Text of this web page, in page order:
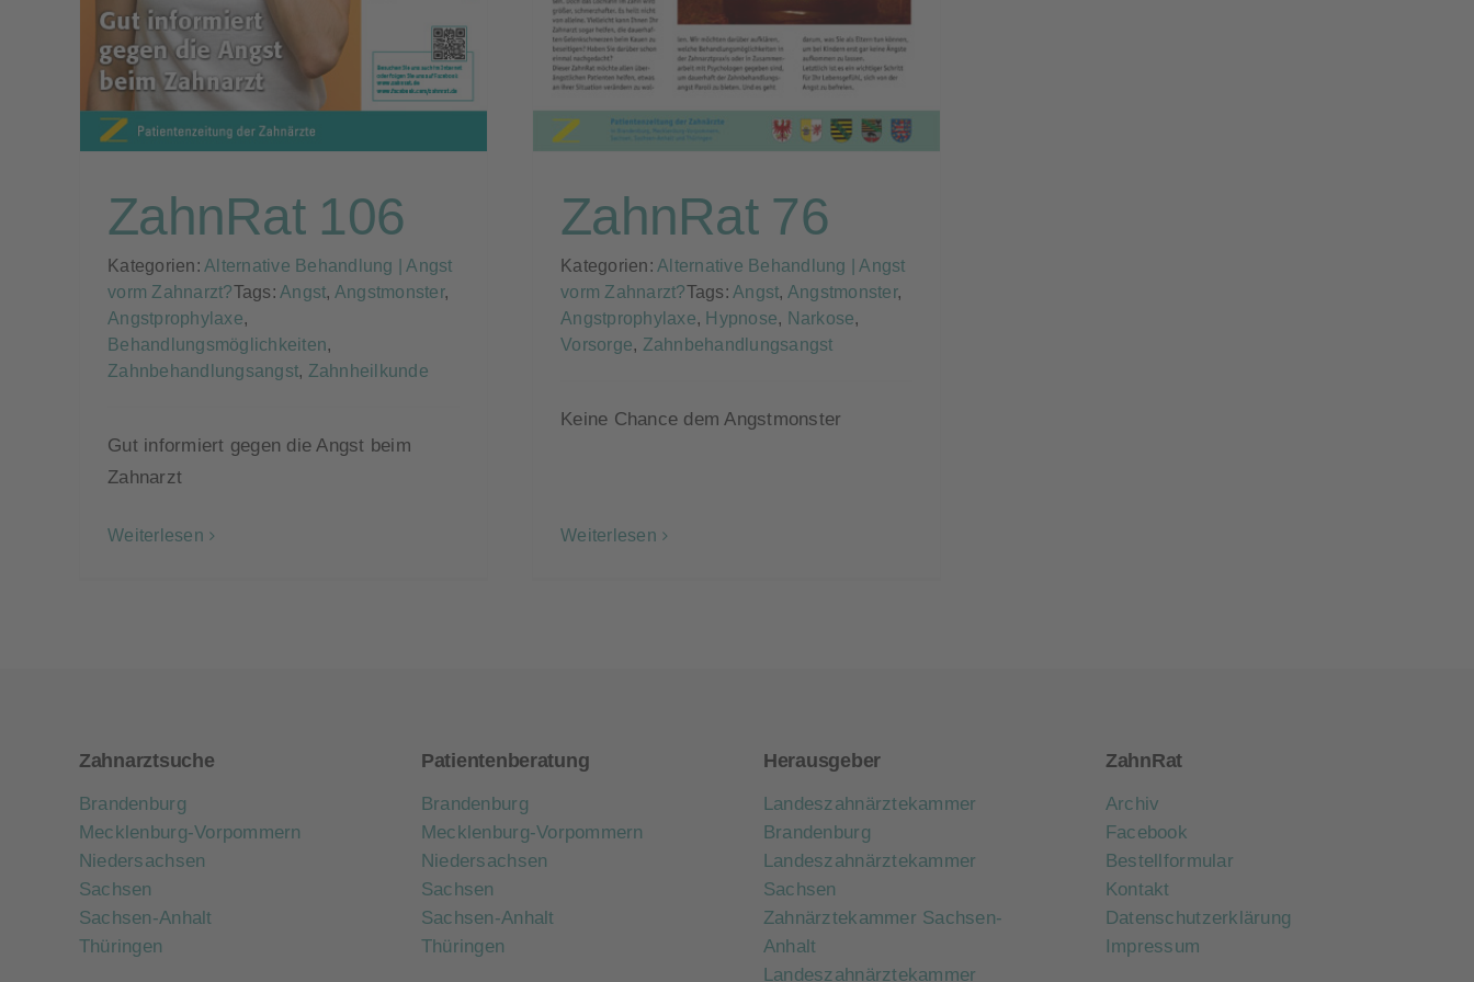
ZahnRat 106
Kategorien: Alternative Behandlung | Angst
vorm Zahnarzt?Tags: Angst, Angstmonster,
Angstprophylaxe,
Behandlungsmöglichkeiten,
Zahnbehandlungsangst, Zahnheilkunde
Gut informiert gegen die Angst beim
Zahnarzt
Weiterlesen
ZahnRat 76
Kategorien: Alternative Behandlung | Angst
vorm Zahnarzt?Tags: Angst, Angstmonster,
Angstprophylaxe, Hypnose, Narkose,
Vorsorge, Zahnbehandlungsangst
Keine Chance dem Angstmonster
Weiterlesen
Zahnarztsuche
Brandenburg
Mecklenburg-Vorpommern
Niedersachsen
Sachsen
Sachsen-Anhalt
Thüringen
Patientenberatung
Brandenburg
Mecklenburg-Vorpommern
Niedersachsen
Sachsen
Sachsen-Anhalt
Thüringen
Herausgeber
Landeszahnärztekammer
Brandenburg
Landeszahnärztekammer
Sachsen
Zahnärztekammer Sachsen-
Anhalt
Landeszahnärztekammer
ZahnRat
Archiv
Facebook
Bestellformular
Kontakt
Datenschutzerklärung
Impressum